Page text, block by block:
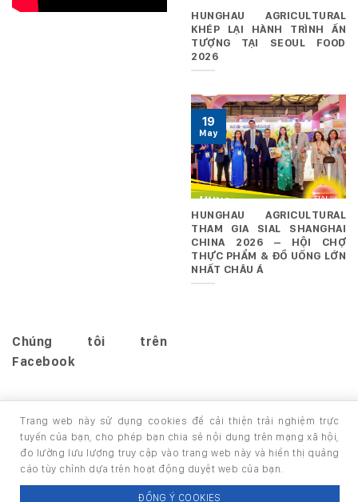
HUNGHAU AGRICULTURAL
KHÉP LẠI HÀNH TRÌNH ẤN
TƯỢNG TẠI SEOUL FOOD
2026
HUNGHAU AGRICULTURAL
THAM GIA SIAL SHANGHAI
CHINA 2026 – HỘI CHỢ
THỰC PHẨM & ĐỒ UỐNG LỚN
NHẤT CHÂU Á
19
May
Chúng tôi trên
Facebook
TRANG CHỦ GIỚI THIỆU SẢN PHẨM
Copyright 2026 ©thuộc HUNGHAU HOLDINGS. All rights
Trang web này sử dụng cookies để cải thiện trải nghiệm trực
tuyến của bạn, cho phép bạn chia sẻ nội dung trên mạng xã hội,
đo lường lưu lượng truy cập vào trang web này và hiển thị quảng
cáo tùy chỉnh dựa trên hoạt động duyệt web của bạn.
ĐỒNG Ý COOKIES